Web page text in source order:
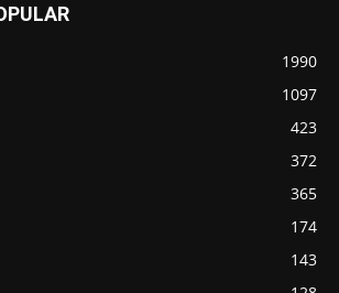
1990
1097
423
372
365
174
143